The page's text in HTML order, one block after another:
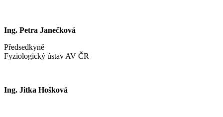
Ing. Petra Janečková
Předsedkyně
Fyziologický ústav AV ČR
Ing. Jitka Hošková